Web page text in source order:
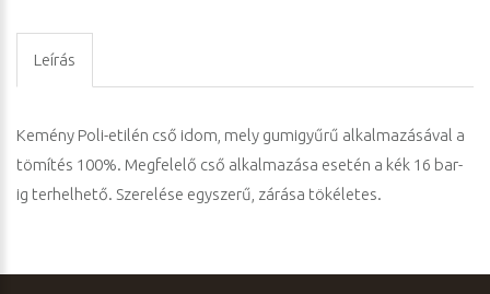
Leírás
Kemény Poli-etilén cső idom, mely gumigyűrű alkalmazásával a
tömítés 100%. Megfelelő cső alkalmazása esetén a kék 16 bar-
ig terhelhető. Szerelése egyszerű, zárása tökéletes.